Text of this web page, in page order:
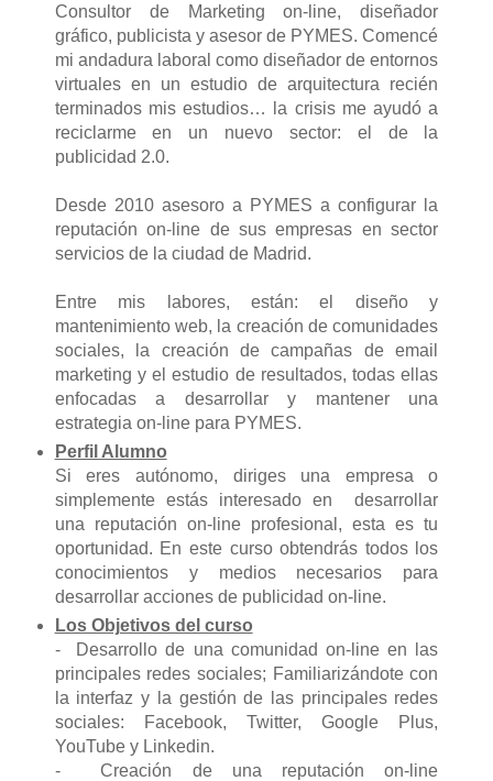
Consultor de Marketing on-line, diseñador
gráfico, publicista y asesor de PYMES. Comencé
mi andadura laboral como diseñador de entornos
virtuales en un estudio de arquitectura recién
terminados mis estudios… la crisis me ayudó a
reciclarme en un nuevo sector: el de la
publicidad 2.0.
Desde 2010 asesoro a PYMES a configurar la
reputación on-line de sus empresas en sector
servicios de la ciudad de Madrid.
Entre mis labores, están: el diseño y
mantenimiento web, la creación de comunidades
sociales, la creación de campañas de email
marketing y el estudio de resultados, todas ellas
enfocadas a desarrollar y mantener una
estrategia on-line para PYMES.
Perfil Alumno
Si eres autónomo, diriges una empresa o
simplemente estás interesado en desarrollar
una reputación on-line profesional, esta es tu
oportunidad. En este curso obtendrás todos los
conocimientos y medios necesarios para
desarrollar acciones de publicidad on-line.
Los Objetivos del curso
- Desarrollo de una comunidad on-line en las
principales redes sociales; Familiarizándote con
la interfaz y la gestión de las principales redes
sociales: Facebook, Twitter, Google Plus,
YouTube y Linkedin.
- Creación de una reputación on-line